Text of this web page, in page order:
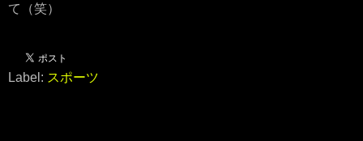
て（笑）
Label: スポーツ